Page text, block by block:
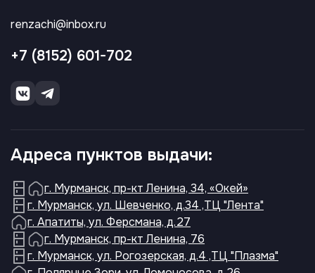
renzachi@inbox.ru
+7 (8152) 601-702
Адреса пунктов выдачи:
г. Мурманск, пр-кт Ленина, 34, «Окей»
г. Мурманск, ул. Шевченко, д.34 ,ТЦ "Лента"
г. Апатиты, ул. Ферсмана, д.27
г. Мурманск, пр-кт Ленина, 76
г. Мурманск, ул. Рогозерская, д.4 ,ТЦ "Плазма"